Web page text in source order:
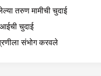
तरुण मामीची चुदाई
चुदाई
संभोग करवले